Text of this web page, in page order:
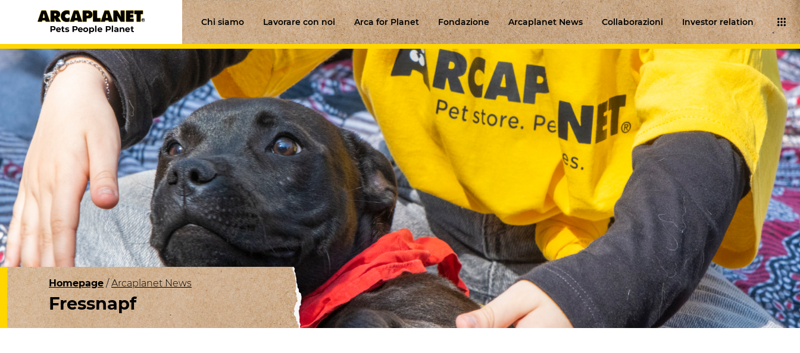
Chi siamo Lavorare con noi Arca for Planet Fondazione Arcaplanet News Collaborazioni Investor relation
Homepage Arcaplanet News
Fressnapf